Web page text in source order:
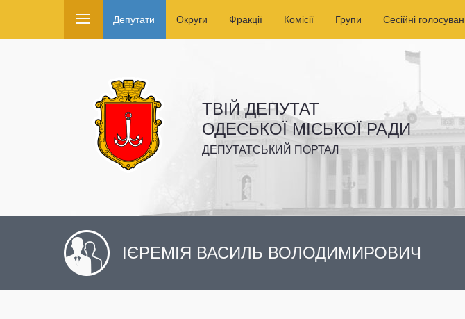
Депутати Округи Фракції Комісії Групи Сесійні
ТВІЙ ДЕПУТАТ
ОДЕСЬКОЇ МІСЬКОЇ РАДИ
ДЕПУТАТСЬКИЙ ПОРТАЛ
ІЄРЕМІЯ ВАСИЛЬ ВОЛОДИМИРОВИЧ